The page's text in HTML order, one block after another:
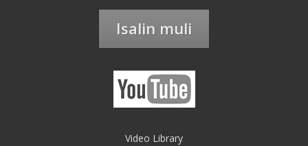
Isalin muli
Video Library